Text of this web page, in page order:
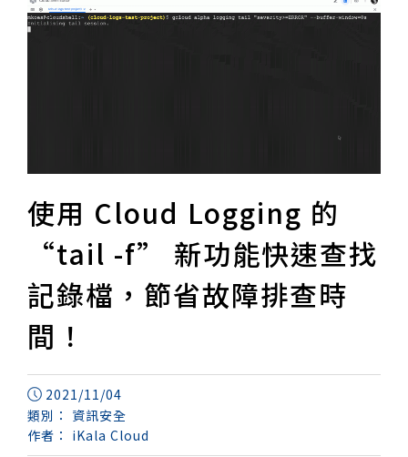
使用 Cloud Logging 的
“tail -f” 新功能快速查找
記錄檔，節省故障排查時
間！
2021/11/04
類別： 資訊安全
作者： iKala Cloud